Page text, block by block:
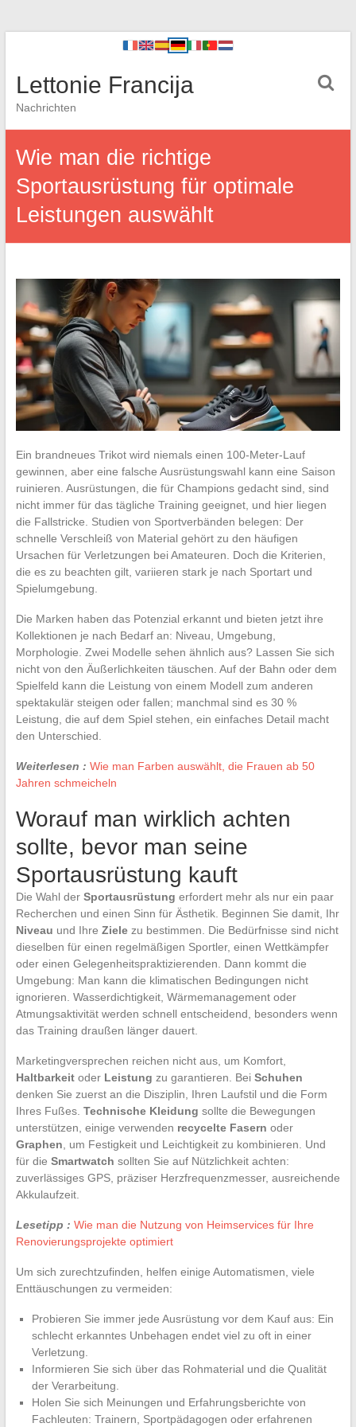
Lettonie Francija
Nachrichten
Wie man die richtige
Sportausrüstung für optimale
Leistungen auswählt
Ein brandneues Trikot wird niemals einen 100-Meter-Lauf
gewinnen, aber eine falsche Ausrüstungswahl kann eine Saison
ruinieren. Ausrüstungen, die für Champions gedacht sind, sind
nicht immer für das tägliche Training geeignet, und hier liegen
die Fallstricke. Studien von Sportverbänden belegen: Der
schnelle Verschleiß von Material gehört zu den häufigen
Ursachen für Verletzungen bei Amateuren. Doch die Kriterien,
die es zu beachten gilt, variieren stark je nach Sportart und
Spielumgebung.
Die Marken haben das Potenzial erkannt und bieten jetzt ihre
Kollektionen je nach Bedarf an: Niveau, Umgebung,
Morphologie. Zwei Modelle sehen ähnlich aus? Lassen Sie sich
nicht von den Äußerlichkeiten täuschen. Auf der Bahn oder dem
Spielfeld kann die Leistung von einem Modell zum anderen
spektakulär steigen oder fallen; manchmal sind es 30 %
Leistung, die auf dem Spiel stehen, ein einfaches Detail macht
den Unterschied.
Weiterlesen : Wie man Farben auswählt, die Frauen ab 50
Jahren schmeicheln
Worauf man wirklich achten
sollte, bevor man seine
Sportausrüstung kauft
Die Wahl der Sportausrüstung erfordert mehr als nur ein paar
Recherchen und einen Sinn für Ästhetik. Beginnen Sie damit, Ihr
Niveau und Ihre Zielezu bestimmen. Die Bedürfnisse sind nicht
dieselben für einen regelmäßigen Sportler, einen Wettkämpfer
oder einen Gelegenheitspraktizierenden. Dann kommt die
Umgebung: Man kann die klimatischen Bedingungen nicht
ignorieren. Wasserdichtigkeit, Wärmemanagement oder
Atmungsaktivität werden schnell entscheidend, besonders wenn
das Training draußen länger dauert.
Marketingversprechen reichen nicht aus, um Komfort,
Haltbarkeitoder Leistung zu garantieren. Bei Schuhen
denken Sie zuerst an die Disziplin, Ihren Laufstil und die Form
Ihres Fußes. Technische Kleidung sollte die Bewegungen
unterstützen, einige verwenden recycelte Fasern oder
Graphen , um Festigkeit und Leichtigkeit zu kombinieren. Und
für die Smartwatch sollten Sie auf Nützlichkeit achten:
zuverlässiges GPS, präziser Herzfrequenzmesser, ausreichende
Akkulaufzeit.
Lesetipp : Wie man die Nutzung von Heimservices für Ihre
Renovierungsprojekte optimiert
Um sich zurechtzufinden, helfen einige Automatismen, viele
Enttäuschungen zu vermeiden:
Probieren Sie immer jede Ausrüstung vor dem Kauf aus: Ein
schlecht erkanntes Unbehagen endet viel zu oft in einer
Verletzung.
Informieren Sie sich über das Rohmaterial und die Qualität
der Verarbeitung.
Holen Sie sich Meinungen und Erfahrungsberichte von
Fachleuten: Trainern, Sportpädagogen oder erfahrenen